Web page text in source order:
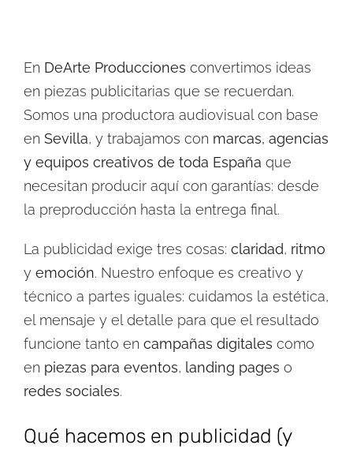
En DeArte Producciones convertimos ideas
en piezas publicitarias que se recuerdan.
Somos una productora audiovisual con base
en Sevilla, y trabajamos con marcas, agencias
y equipos creativos de toda España que
necesitan producir aquí con garantías: desde
la preproducción hasta la entrega final.
La publicidad exige tres cosas: claridad, ritmo
y emoción. Nuestro enfoque es creativo y
técnico a partes iguales: cuidamos la estética,
el mensaje y el detalle para que el resultado
funcione tanto en campañas digitales como
en piezas para eventos, landing pages o
redes sociales.
Qué hacemos en publicidad (y